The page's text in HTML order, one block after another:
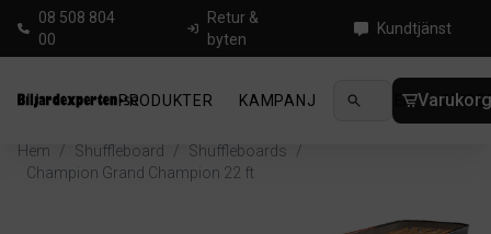
08 508 804
00
Retur &
byten
Kundtjänst
PRODUKTER KAMPANJ NYHETER
Hem / Shuffleboard / Shuffleboards
/
Champion Grand Champion 22 ft